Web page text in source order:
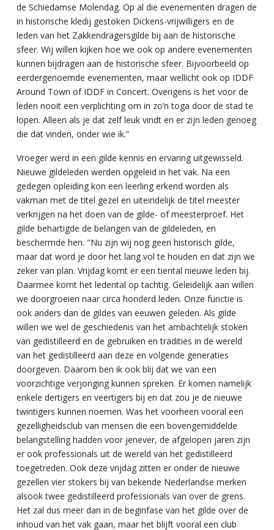
de Schiedamse Molendag. Op al die evenementen dragen de
in historische kledij gestoken Dickens-vrijwilligers en de
leden van het Zakkendragersgilde bij aan de historische
sfeer. Wij willen kijken hoe we ook op andere evenementen
kunnen bijdragen aan de historische sfeer. Bijvoorbeeld op
eerdergenoemde evenementen, maar wellicht ook op IDDF
Around Town of IDDF in Concert. Overigens is het voor de
leden nooit een verplichting om in zo’n toga door de stad te
lopen. Alleen als je dat zelf leuk vindt en er zijn leden genoeg
die dat vinden, onder wie ik.”
Vroeger werd in een gilde kennis en ervaring uitgewisseld.
Nieuwe gildeleden werden opgeleid in het vak. Na een
gedegen opleiding kon een leerling erkend worden als
vakman met de titel gezel en uiteindelijk de titel meester
verkrijgen na het doen van de gilde- of meesterproef. Het
gilde behartigde de belangen van de gildeleden, en
beschermde hen. "Nu zijn wij nog geen historisch gilde,
maar dat word je door het lang vol te houden en dat zijn we
zeker van plan. Vrijdag komt er een tiental nieuwe leden bij.
Daarmee komt het ledental op tachtig. Geleidelijk aan willen
we doorgroeien naar circa honderd leden. Onze functie is
ook anders dan de gildes van eeuwen geleden. Als gilde
willen we wel de geschiedenis van het ambachtelijk stoken
van gedistilleerd en de gebruiken en tradities in de wereld
van het gedistilleerd aan deze en volgende generaties
doorgeven. Daarom ben ik ook blij dat we van een
voorzichtige verjonging kunnen spreken. Er komen namelijk
enkele dertigers en veertigers bij en dat zou je de nieuwe
twintigers kunnen noemen. Was het voorheen vooral een
gezelligheidsclub van mensen die een bovengemiddelde
belangstelling hadden voor jenever, de afgelopen jaren zijn
er ook professionals uit de wereld van het gedistilleerd
toegetreden. Ook deze vrijdag zitten er onder de nieuwe
gezellen vier stokers bij van bekende Nederlandse merken
alsook twee gedistilleerd professionals van over de grens.
Het zal dus meer dan in de beginfase van het gilde over de
inhoud van het vak gaan, maar het blijft vooral een club